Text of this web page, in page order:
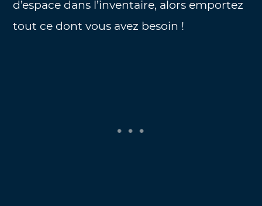
d’espace dans l’inventaire, alors emportez
tout ce dont vous avez besoin !